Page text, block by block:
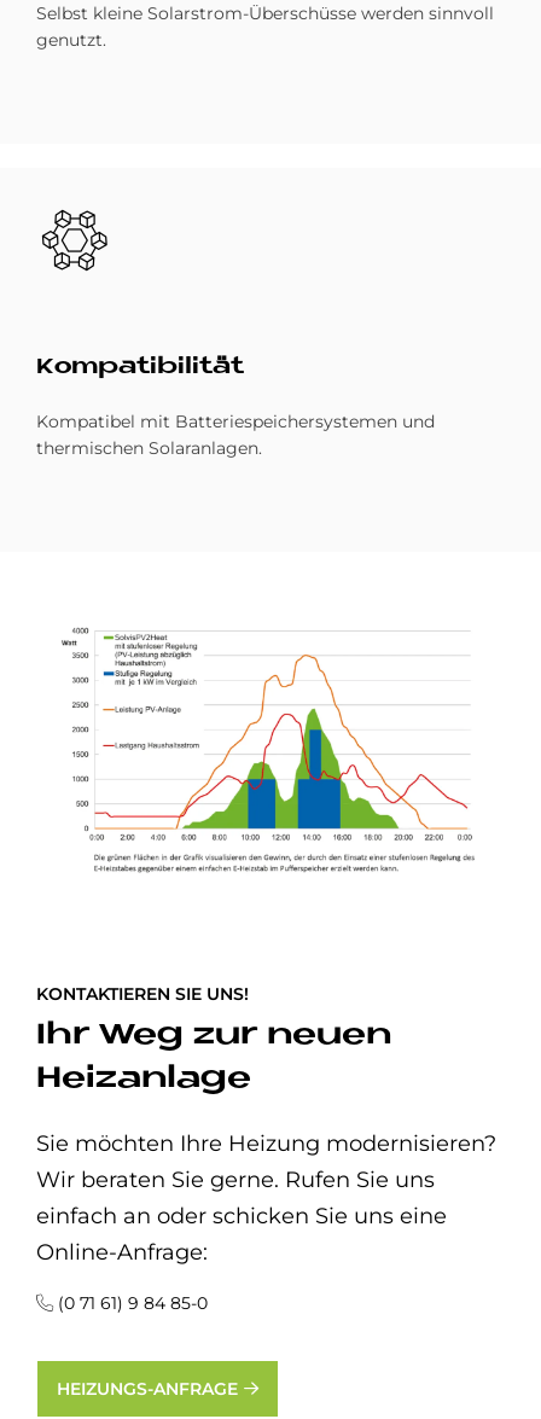
Selbst kleine Solarstrom-Überschüsse werden sinnvoll
genutzt.
Bild
Kom­pa­ti­bi­li­tät
Kompatibel mit Batteriespeichersystemen und
thermischen Solaranlagen.
KONTAKTIEREN SIE UNS!
Ihr Weg zur neuen
Heizanlage
Sie möchten Ihre Heizung modernisieren?
Wir beraten Sie gerne. Rufen Sie uns
einfach an oder schicken Sie uns eine
Online-Anfrage:
(0 71 61) 9 84 85-0
HEIZUNGS-ANFRAGE